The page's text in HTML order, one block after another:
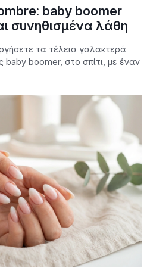
baby boomer
συνηθισμένα λάθη
τα τέλεια γαλακτερά
boomer, στο σπίτι, με έναν